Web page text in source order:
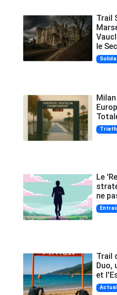
Trail
le
Le
ne
Trail
Duo,
et